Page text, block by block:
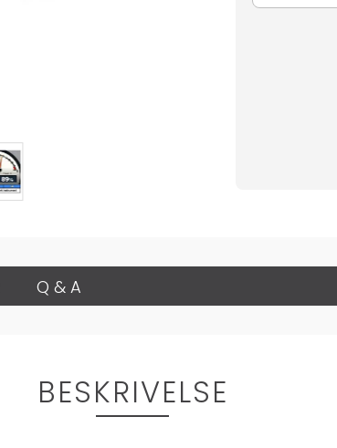
Q & A
BESKRIVELSE